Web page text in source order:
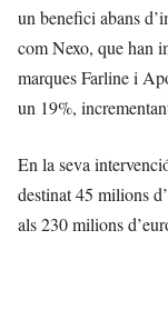
un benefici abans
com Nexo, que han
marques Farline i
un 19%,
En la seva
destinat 45 milions
als 230 milions